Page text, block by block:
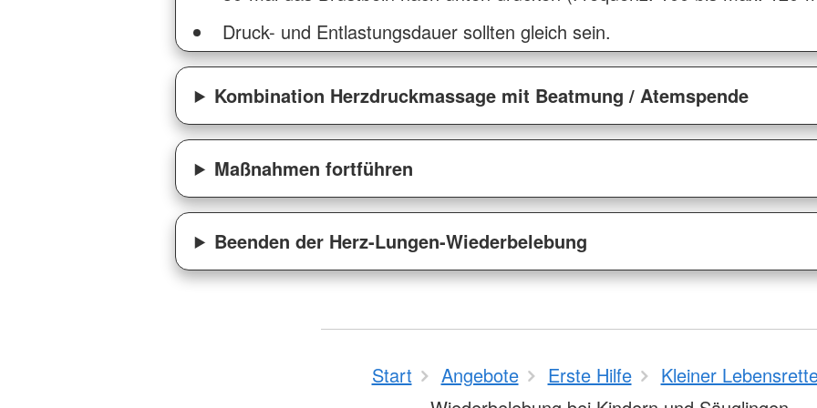
Druck- und Entlastungsdauer sollten gleich sein.
Kombination Herzdruckmassage mit Beatmung / Atemspende
Maßnahmen fortführen
Beenden der Herz-Lungen-Wiederbelebung
Start Angebote Erste Hilfe
Kleiner